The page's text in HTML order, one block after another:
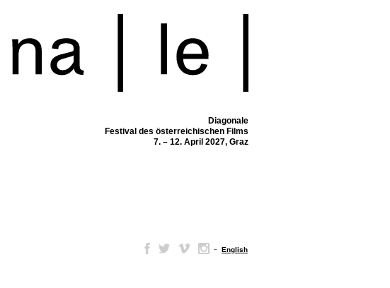
Diagonale
Festival des österreichischen Films
7. – 12. April 2027, Graz
– English